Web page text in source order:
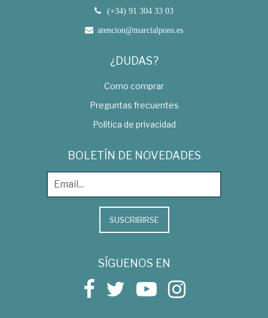
(+34) 91 304 33 03
atencion@marcialpons.es
¿DUDAS?
Como comprar
Preguntas frecuentes
Política de privacidad
BOLETÍN DE NOVEDADES
SUSCRIBIRSE
SÍGUENOS EN